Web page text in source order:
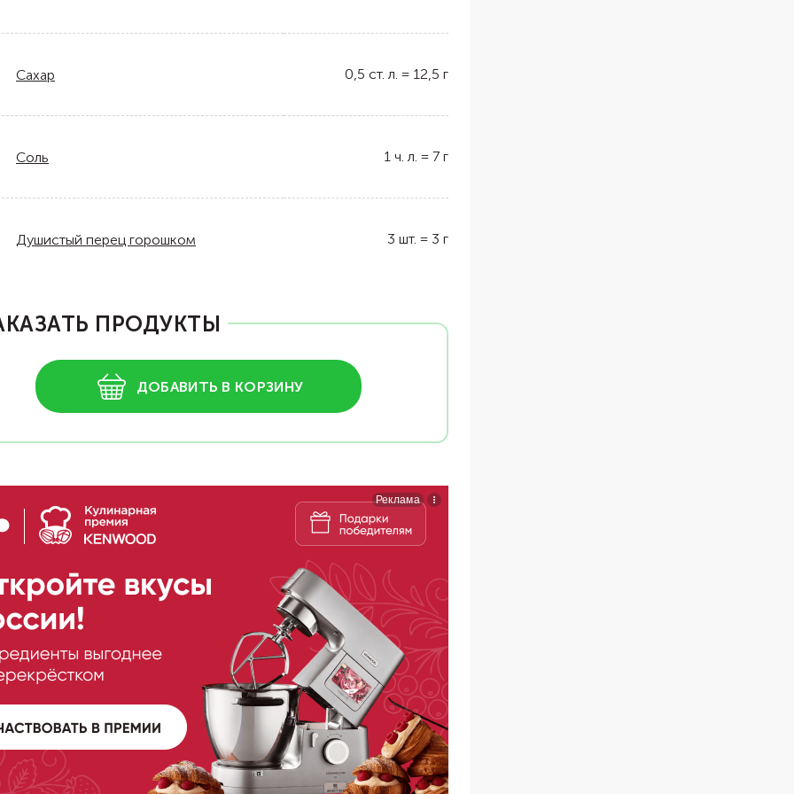
Сахар 0,5 ст. л. = 12,5 г
Соль 1 ч. л. = 7 г
Душистый перец горошком 3 шт. = 3 г
ПРОДУКТЫ
ДОБАВИТЬ В КОРЗИНУ